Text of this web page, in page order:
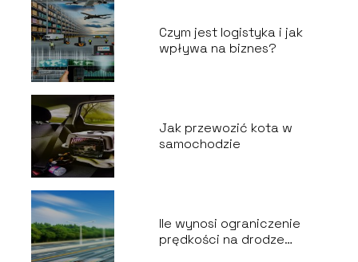
Czym jest logistyka i jak
wpływa na biznes?
Jak przewozić kota w
samochodzie
Ile wynosi ograniczenie
prędkości na drodze